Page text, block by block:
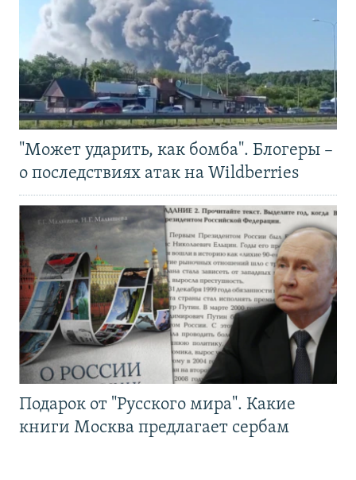
"Может ударить, как бомба". Блогеры –
о последствиях атак на Wildberries
Подарок от "Русского мира". Какие
книги Москва предлагает сербам